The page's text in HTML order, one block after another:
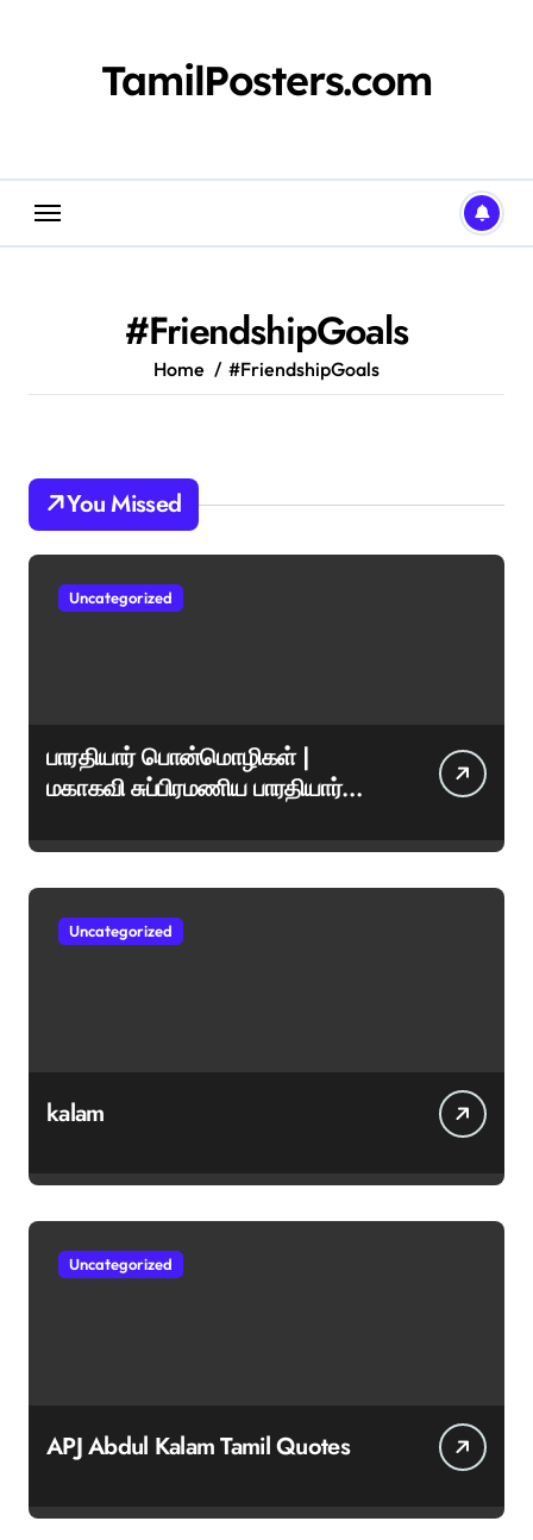
TamilPosters.com
#FriendshipGoals
Home #FriendshipGoals
You Missed
Uncategorized
பாரதியார் பொன்மொழிகள் |
மகாகவி சுப்பிரமணிய பாரதியார்
ஊக்கமளிக்கும் வாசகங்கள்
Uncategorized
kalam
Uncategorized
APJ Abdul Kalam Tamil Quotes